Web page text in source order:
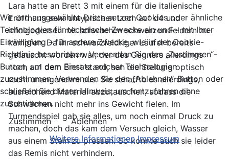
Lara hatte an Brett 3 mit einem für die italienische
Eröffnung sehr untypischen Loch auf d4 und
infolgedessen mit schwachen schwarzen Feldern zu
kämpfen. Da ihr schwarzfeldriger Läufer bereits
getauscht worden war, der des Gegners allerdings
noch auf dem Brett stand, sah die Stellung optisch
recht unangenehm aus. Sie schaffte es allerdings,
ausreichend Material abzutauschen, sodass die
Schwächen nicht mehr ins Gewicht fielen. Im
Turmendspiel gab sie alles, um noch einmal Druck zu
machen, doch das kam dem Versuch gleich, Wasser
aus einem Stein zu pressen. So konnte auch sie leider
das Remis nicht verhindern.
Wir und ausgewählte Dritte setzen Cookies oder ähnliche
Technologien für technische Zwecke ein und – mit Ihrer
Einwilligung – für andere Zwecke, wie in der Cookie-
Richtlinie beschrieben. Verwenden Sie den „Zustimmen“-
Button, um dem Einsatz solcher Technologien
zuzustimmen. Verwenden Sie den „Ablehnen“-Button oder
schließen Sie diesen Hinweis, um fortzufahren ohne
zuzustimmen.
Zustimmen
Ablehnen
Weitere Informationen Impressum